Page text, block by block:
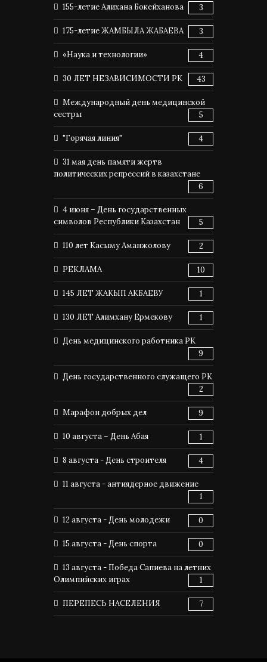
155-летие Алихана Бокейханова 3
175-летие ЖАМБЫЛА ЖАБАЕВА 3
«Наука и технологии» 4
30 ЛЕТ НЕЗАВИСИМОСТИ РК 43
Международный день медицинской
сестры
5
"Горячая линия" 4
31 мая день памяти жертв
политических репрессий в казахстане
6
4 июня – День государственных
символов Республики Казахстан
5
110 лет Касыму Аманжолову 2
РЕКЛАМА 10
145 ЛЕТ ЖАКЫП АКБАЕВУ 1
130 ЛЕТ Алимхану Ермекову 1
День медицинского работника РК
9
День государственного служащего РК
2
Марафон добрых дел 9
10 августа – День Абая 1
8 августа - День строителя 4
11 августа - антиядерное движение
1
12 августа - День молодежи 0
15 августа - День спорта 0
13 августа - Победа Сапиева на летних
Олимпийских играх
1
ПЕРЕПЕСЬ НАСЕЛЕНИЯ 7